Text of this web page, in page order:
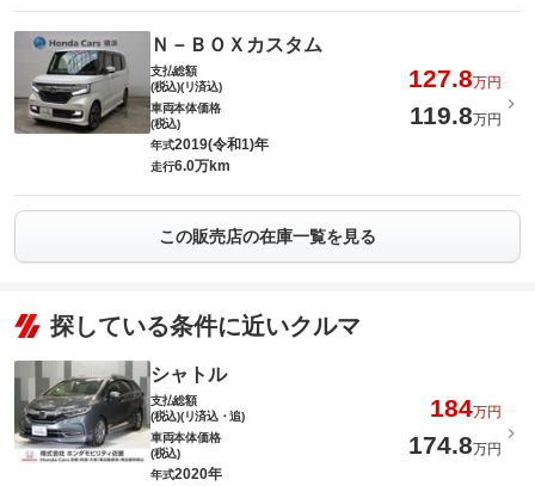
Ｎ－ＢＯＸカスタム
支払総額
(税込)(リ済込)
127.8万円
車両本体価格
(税込)
119.8万円
年式2019(令和1)年
走行6.0万km
この販売店の在庫一覧を見る
探している条件に近いクルマ
シャトル
支払総額
(税込)(リ済込・追)
184万円
車両本体価格
(税込)
174.8万円
年式2020年